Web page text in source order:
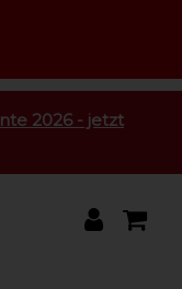
2026 - jetzt